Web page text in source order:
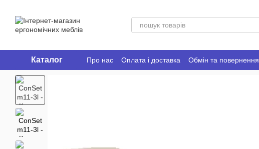
Каталог Про нас Оплата і доставка Обмін та повернення
Ergo Place Club